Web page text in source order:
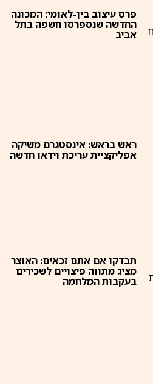
פרס עיצוב בין-לאומי: המכונה
החדשה שנספרסו חשפה בתל
אביב
ראש בראש: אינסטגרם משיקה
אפליקציית עריכת וידאו חדשה
תבדקו אם אתם זכאים: האוצר
מציג מתווה פיצויים לשכירים
בעקבות המלחמה